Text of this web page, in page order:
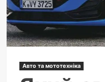
Авто та мототехніка